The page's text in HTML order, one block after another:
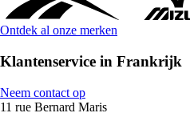
Ontdek al onze merken
Klantenservice in Frankrijk
Neem contact op
11 rue Bernard Maris